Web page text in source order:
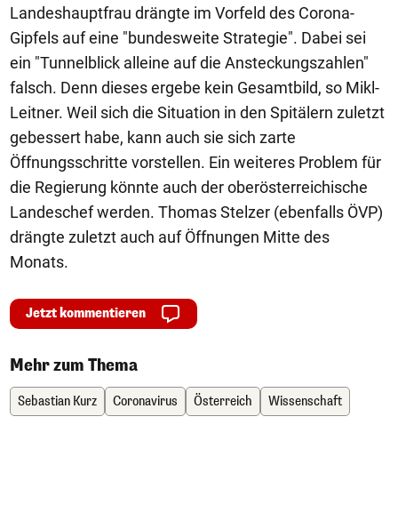
Landeshauptfrau drängte im Vorfeld des Corona-
Gipfels auf eine "bundesweite Strategie". Dabei sei
ein "Tunnelblick alleine auf die Ansteckungszahlen"
falsch. Denn dieses ergebe kein Gesamtbild, so Mikl-
Leitner. Weil sich die Situation in den Spitälern zuletzt
gebessert habe, kann auch sie sich zarte
Öffnungsschritte vorstellen. Ein weiteres Problem für
die Regierung könnte auch der oberösterreichische
Landeschef werden. Thomas Stelzer (ebenfalls ÖVP)
drängte zuletzt auch auf Öffnungen Mitte des
Monats.
Jetzt kommentieren
Mehr zum Thema
Sebastian Kurz Coronavirus Österreich Wissenschaft